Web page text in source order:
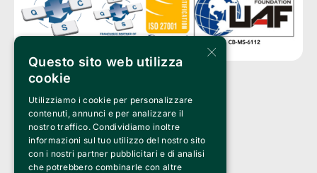
Clappit è un marchio di proprietà di:
Bemils Srl
a Socio Unico
Via Fosse Ardeatine, 4 -20092 Cinisello Balsamo (MI)
PI 05589050961
Iscr. C.C.I.A.A. Milano R.E.A. 1833471
© 2010-2025 Bemils Srl - Tutti i diritti riservati
×
Questo sito web utilizza
cookie
Utilizziamo i cookie per personalizzare
contenuti, annunci e per analizzare il
nostro traffico. Condividiamo inoltre
informazioni sul tuo utilizzo del nostro sito
con i nostri partner pubblicitari e di analisi
che potrebbero combinarle con altre